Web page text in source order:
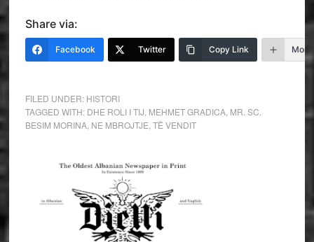
Share via:
Facebook Twitter Copy Link More
FILED UNDER: HISTORI
TAGGED WITH: DHE ROLI I TIJ MEHMET GRADICA, MR. SC.
BESIM MORINA, NE MBROJTJE TË VENDIT